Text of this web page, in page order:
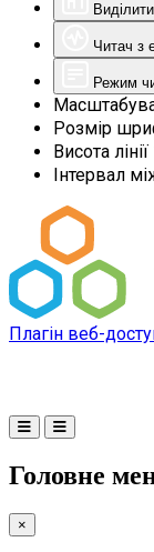
Читач з
Режим
Розмір
Висота лінії
Інтервал
Плагін веб-
Головне
×